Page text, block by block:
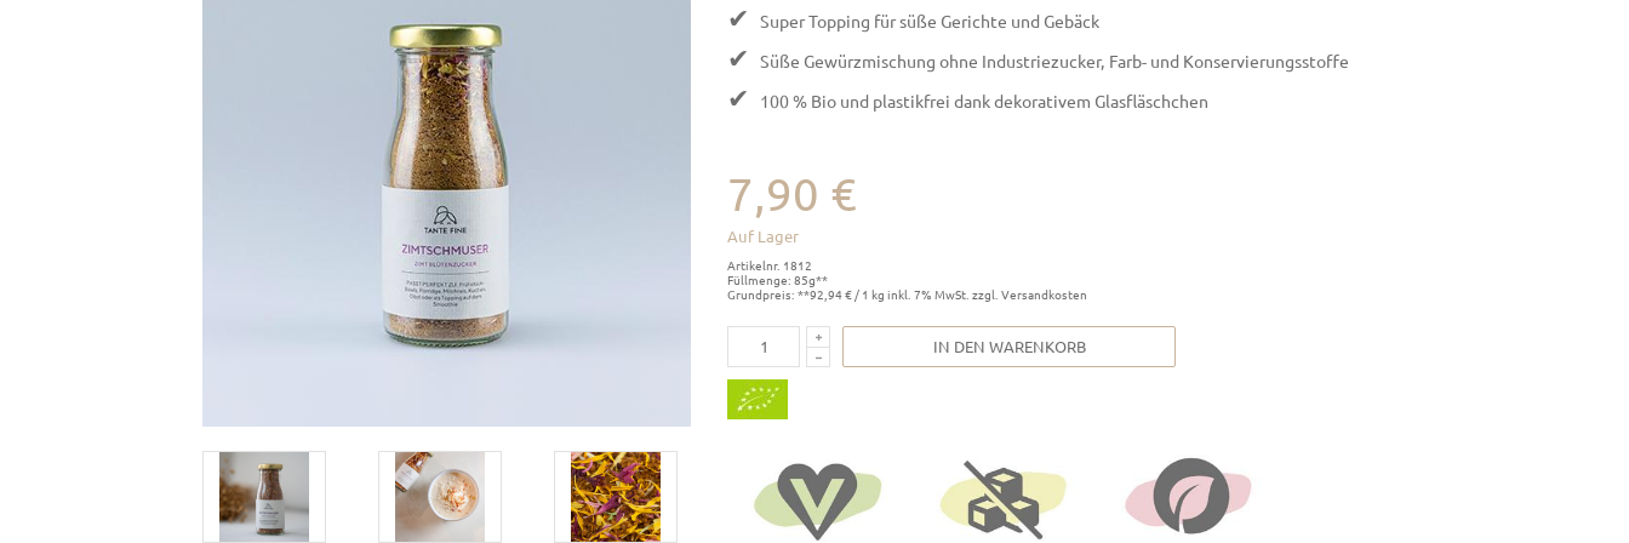
✔ Super Topping für süße Gerichte und Gebäck
✔ Süße Gewürzmischung ohne Industriezucker, Farb- und Konservierungsstoffe
✔ 100 % Bio und plastikfrei dank dekorativem Glasfläschchen
7,90 €
Auf Lager
Artikelnr. 1812
Füllmenge: 85g**
Grundpreis: **92,94 € / 1 kg inkl. 7% MwSt. zzgl. Versandkosten
IN DEN WARENKORB